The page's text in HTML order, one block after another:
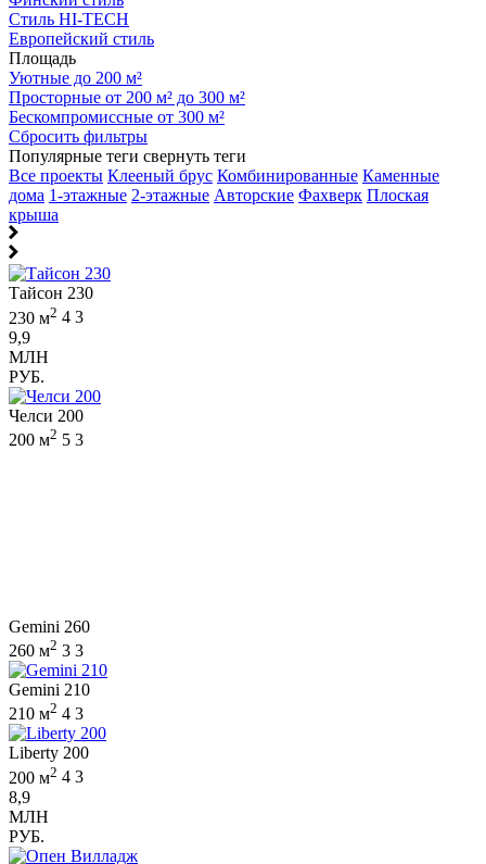
Стиль HI-TECH
Европейский стиль
Площадь
Уютные до 200 м²
Просторные от 200 м² до 300 м²
Бескомпромиссные от 300 м²
Сбросить фильтры
Популярные теги свернуть теги
Все проекты Клееный брус Комбинированные Каменные
дома 1-этажные 2-этажные Авторские Фахверк Плоская
крыша
Тайсон 230
230 м2 4 3
9,9
МЛН
РУБ.
Челси 200
200 м2 5 3
Gemini 260
260 м2 3 3
Gemini 210
210 м2 4 3
Liberty 200
200 м2 4 3
8,9
МЛН
РУБ.